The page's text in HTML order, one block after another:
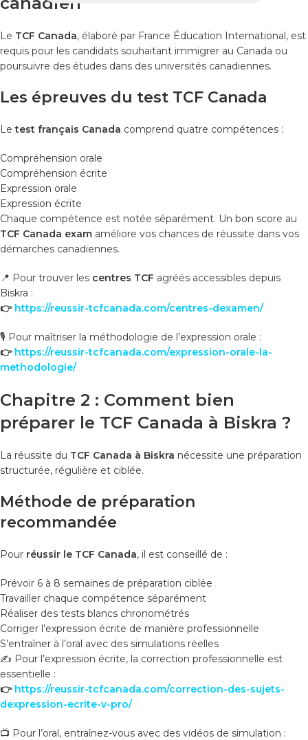
Le TCF Canada, élaboré par France Éducation International, est
requis pour les candidats souhaitant immigrer au Canada ou
poursuivre des études dans des universités canadiennes.
Les épreuves du test TCF Canada
Letest français Canada comprend quatre compétences :
Compréhension orale
Compréhension écrite
Expression orale
Expression écrite
Chaque compétence est notée séparément. Un bon score au
TCF Canada exam améliore vos chances de réussite dans vos
démarches canadiennes.
📍 Pour trouver les centres TCF agréés accessibles depuis
Biskra :
👉 https://reussir-tcfcanada.com/centres-dexamen/
🎙️ Pour maîtriser la méthodologie de l’expression orale :
👉 https://reussir-tcfcanada.com/expression-orale-la-
methodologie/
Chapitre 2 : Comment bien
préparer le TCF Canada à Biskra ?
La réussite du TCF Canada à Biskra nécessite une préparation
structurée, régulière et ciblée.
Méthode de préparation
recommandée
Pour réussir le TCF Canada, il est conseillé de :
Prévoir 6 à 8 semaines de préparation ciblée
Travailler chaque compétence séparément
Réaliser des tests blancs chronométrés
Corriger l’expression écrite de manière professionnelle
S’entraîner à l’oral avec des simulations réelles
✍️ Pour l’expression écrite, la correction professionnelle est
essentielle :
👉 https://reussir-tcfcanada.com/correction-des-sujets-
dexpression-ecrite-v-pro/
📺 Pour l’oral, entraînez-vous avec des vidéos de simulation :